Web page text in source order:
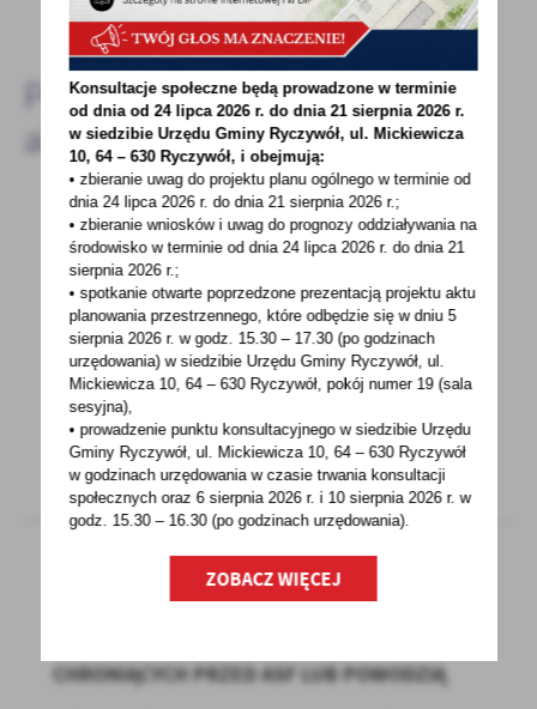
Pozostałe
aktualności
23 - 12 - 2020
WESOŁYCH ŚWIĄT
Z okazji nadchodzących Świąt Bożego
Narodzeniaskładamy serdeczne
życzenia,wszelkiej pomyślności...
23 - 12 - 2020
CHRONIĄCYCH PRZED ASF LUB POWODZIĄ
Konsultacje społeczne będą prowadzone w terminie
od dnia od 24 lipca 2026 r. do dnia 21 sierpnia 2026 r.
w siedzibie Urzędu Gminy Ryczywół, ul. Mickiewicza
10, 64 – 630 Ryczywół, i obejmują:
• zbieranie uwag do projektu planu ogólnego w terminie od
dnia 24 lipca 2026 r. do dnia 21 sierpnia 2026 r.;
• zbieranie wniosków i uwag do prognozy oddziaływania na
środowisko w terminie od dnia 24 lipca 2026 r. do dnia 21
sierpnia 2026 r.;
• spotkanie otwarte poprzedzone prezentacją projektu aktu
planowania przestrzennego, które odbędzie się w dniu 5
sierpnia 2026 r.w godz. 15.30 – 17.30 (po godzinach
urzędowania) w siedzibie Urzędu Gminy Ryczywół, ul.
Mickiewicza 10, 64 – 630 Ryczywół, pokójnumer 19 (sala
sesyjna),
• prowadzenie punktu konsultacyjnego w siedzibie Urzędu
Gminy Ryczywół, ul. Mickiewicza 10, 64 – 630 Ryczywół
w godzinachurzędowania w czasie trwania konsultacji
społecznych oraz 6 sierpnia 2026 r. i 10 sierpnia 2026 r. w
godz. 15.30 – 16.30 (po godzinachurzędowania).
ZOBACZ WIĘCEJ